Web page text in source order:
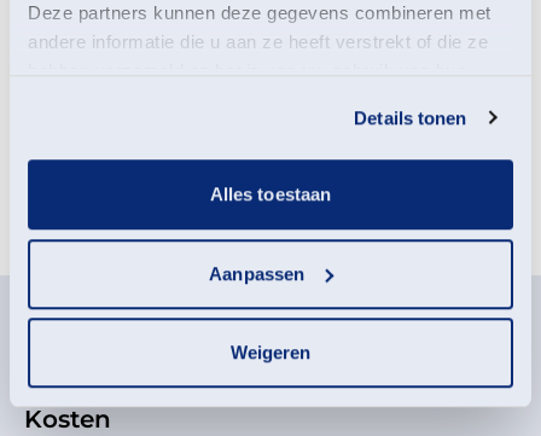
Deze partners kunnen deze gegevens combineren met
andere informatie die u aan ze heeft verstrekt of die ze
Details tonen
Alles toestaan
Aanpassen
Weigeren
We vinden het fijn als je je aanmeldt, zodat we
Meld je aan voor deze
activiteit
Deelname-informatie
Kosten